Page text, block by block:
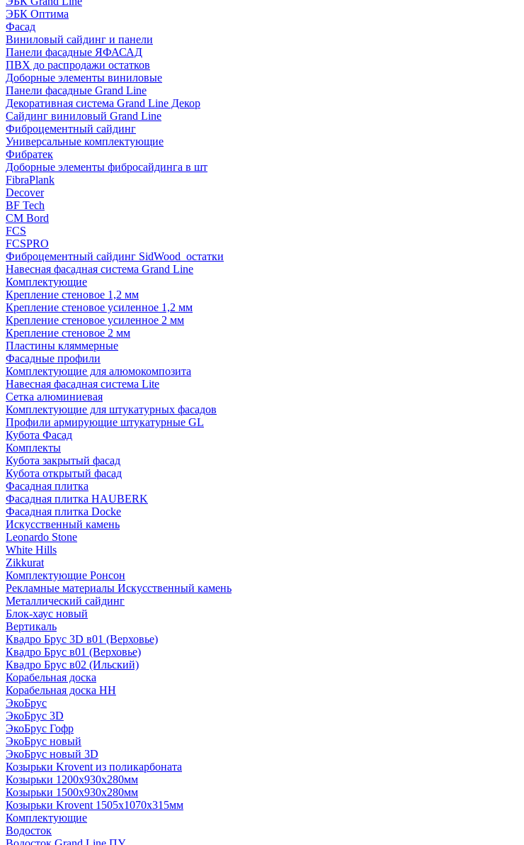
ЭБК Оптима
Фасад
Виниловый сайдинг и панели
Панели фасадные ЯФАСАД
ПВХ до распродажи остатков
Доборные элементы виниловые
Панели фасадные Grand Line
Декоративная система Grand Line Декор
Сайдинг виниловый Grand Line
Фиброцементный сайдинг
Универсальные комплектующие
Фибратек
Доборные элементы фибросайдинга в шт
FibraPlank
Decover
BF Tech
CM Bord
FCS
FCSPRO
Фиброцементный сайдинг SidWood_остатки
Навесная фасадная система Grand Line
Комплектующие
Крепление стеновое 1,2 мм
Крепление стеновое усиленное 1,2 мм
Крепление стеновое усиленное 2 мм
Крепление стеновое 2 мм
Пластины кляммерные
Фасадные профили
Комплектующие для алюмокомпозита
Навесная фасадная система Lite
Сетка алюминиевая
Комплектующие для штукатурных фасадов
Профили армирующие штукатурные GL
Кубота Фасад
Комплекты
Кубота закрытый фасад
Кубота открытый фасад
Фасадная плитка
Фасадная плитка HAUBERK
Фасадная плитка Docke
Искусственный камень
Leonardo Stone
White Hills
Zikkurat
Комплектующие Ронсон
Рекламные материалы Искусственный камень
Металлический сайдинг
Блок-хаус новый
Вертикаль
Квадро Брус 3D в01 (Верховье)
Квадро Брус в01 (Верховье)
Квадро Брус в02 (Ильский)
Корабельная доска
Корабельная доска НН
ЭкоБрус
ЭкоБрус 3D
ЭкоБрус Гофр
ЭкоБрус новый
ЭкоБрус новый 3D
Козырьки Krovent из поликарбоната
Козырьки 1200х930х280мм
Козырьки 1500х930х280мм
Козырьки Krovent 1505х1070х315мм
Комплектующие
Водосток